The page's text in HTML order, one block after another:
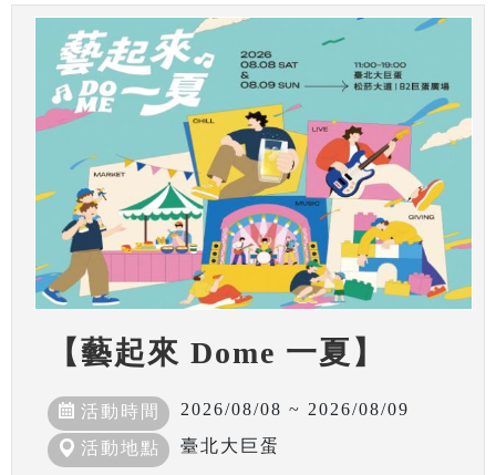
【藝起來 Dome 一夏】
活動時間 2026/08/08 ~ 2026/08/09
活動地點 臺北大巨蛋